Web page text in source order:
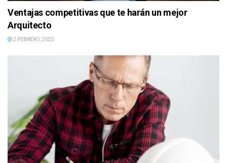
Ventajas competitivas que te harán un mejor
Arquitecto
2 FEBRERO, 2025